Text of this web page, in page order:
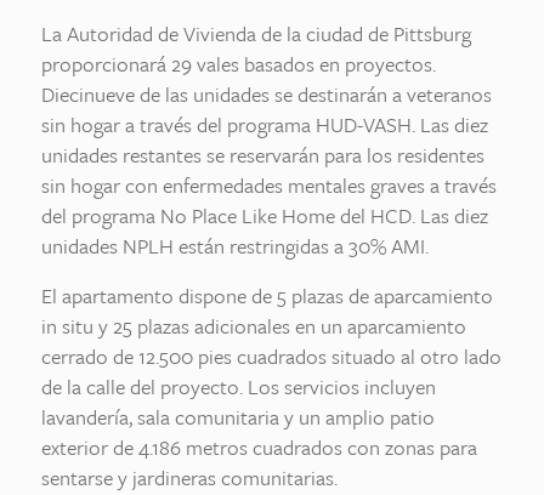
La Autoridad de Vivienda de la ciudad de Pittsburg
proporcionará 29 vales basados en proyectos.
Diecinueve de las unidades se destinarán a veteranos
sin hogar a través del programa HUD-VASH. Las diez
unidades restantes se reservarán para los residentes
sin hogar con enfermedades mentales graves a través
del programa No Place Like Home del HCD. Las diez
unidades NPLH están restringidas a 30% AMI.
El apartamento dispone de 5 plazas de aparcamiento
in situ y 25 plazas adicionales en un aparcamiento
cerrado de 12.500 pies cuadrados situado al otro lado
de la calle del proyecto. Los servicios incluyen
lavandería, sala comunitaria y un amplio patio
exterior de 4.186 metros cuadrados con zonas para
sentarse y jardineras comunitarias.